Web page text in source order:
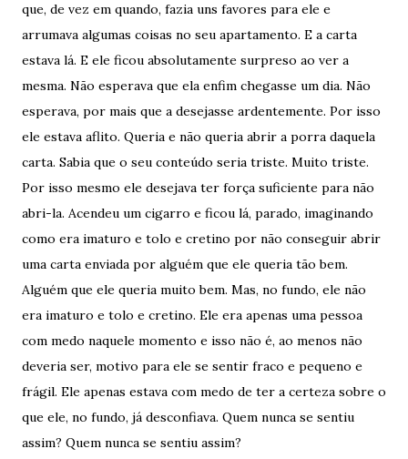
que, de vez em quando, fazia uns favores para ele e
arrumava algumas coisas no seu apartamento. E a carta
estava lá. E ele ficou absolutamente surpreso ao ver a
mesma. Não esperava que ela enfim chegasse um dia. Não
esperava, por mais que a desejasse ardentemente. Por isso
ele estava aflito. Queria e não queria abrir a porra daquela
carta. Sabia que o seu conteúdo seria triste. Muito triste.
Por isso mesmo ele desejava ter força suficiente para não
abri-la. Acendeu um cigarro e ficou lá, parado, imaginando
como era imaturo e tolo e cretino por não conseguir abrir
uma carta enviada por alguém que ele queria tão bem.
Alguém que ele queria muito bem. Mas, no fundo, ele não
era imaturo e tolo e cretino. Ele era apenas uma pessoa
com medo naquele momento e isso não é, ao menos não
deveria ser, motivo para ele se sentir fraco e pequeno e
frágil. Ele apenas estava com medo de ter a certeza sobre o
que ele, no fundo, já desconfiava. Quem nunca se sentiu
assim? Quem nunca se sentiu assim?